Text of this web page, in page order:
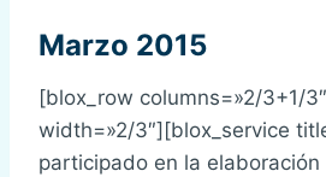
Marzo 2015
[blox_row columns=»2/3+1/
width=»2/3″][blox_service
participado en la